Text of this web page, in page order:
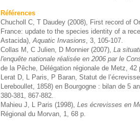
Références
Chucholl C, T Daudey (2008), First record of
France: update to the species identity of a
Astacida), Aquatic Invasions , 3, 105-107.
Collas M, C Julien, D Monnier (2007), La
l'enquête nationale réalisée en 2006 par le
de la Pêche, Délégation régionale de Metz, 42
Lerat D, L Paris, P Baran, Statut de
Lereboullet, 1858) en Bourgogne : bilan de 5
380-381, 867-882.
Mahieu J, L Paris (1998), Les écrevisses en
Régional du Morvan, 1, 68 p.